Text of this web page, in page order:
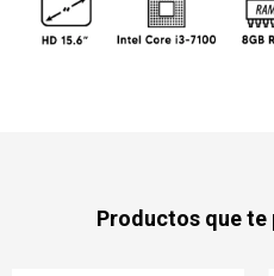
Productos que te